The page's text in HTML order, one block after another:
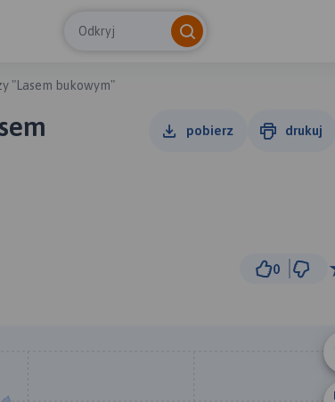
Odkryj
"Lasem bukowym"
pobierz drukuj
0